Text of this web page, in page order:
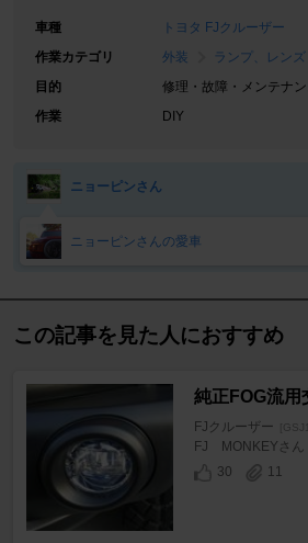
車種
トヨタ FJクルーザー
作業カテゴリ
外装 ランプ、レンズ
目的
修理・故障・メンテナン
作業
DIY
ニョーピンさん
ニョーピンさんの愛車
この記事を見た人におすすめ
純正FOG流用
FJクルーザー
FJ MONKEYさん
30
11